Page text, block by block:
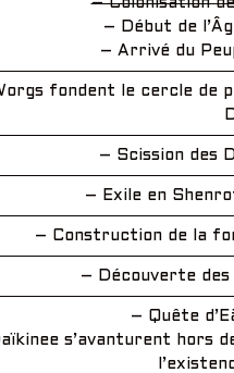
– Colonisation
– Début de
– Arrivé du
fondent le cercle de
– Scission des
– Exile en
– Construction de la
– Découverte des
– Quête
s’avanturent hors